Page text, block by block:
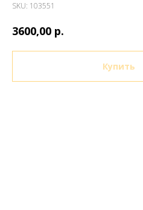
SKU: 103551
3600,00 р.
Купить